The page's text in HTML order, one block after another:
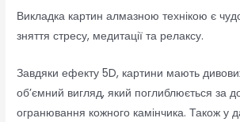
Викладка картин алмазною технікою є
зняття стресу, медитації та релаксу.
Завдяки ефекту 5D, картини мають
об’ємний вигляд, який поглиблюється за
огранювання кожного камінчика. Також у